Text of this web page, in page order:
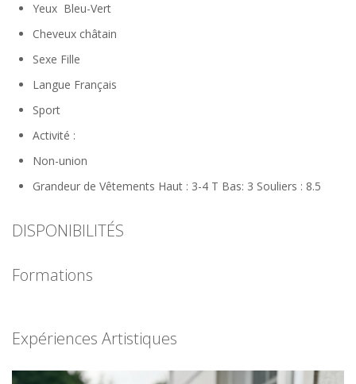
Yeux Bleu-Vert
Cheveux châtain
Sexe Fille
Langue Français
Sport
Activité :
Non-union
Grandeur de Vêtements Haut : 3-4 T Bas: 3 Souliers : 8.5
DISPONIBILITÉS
Formations
Expériences Artistiques